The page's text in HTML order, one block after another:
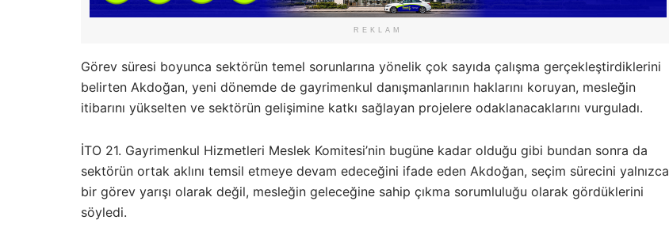
REKLAM
Görev süresi boyunca sektörün temel sorunlarına yönelik çok sayıda çalışma gerçekleştirdiklerini
belirten Akdoğan, yeni dönemde de gayrimenkul danışmanlarının haklarını koruyan, mesleğin
itibarını yükselten ve sektörün gelişimine katkı sağlayan projelere odaklanacaklarını vurguladı.
İTO 21. Gayrimenkul Hizmetleri Meslek Komitesi’nin bugüne kadar olduğu gibi bundan sonra da
sektörün ortak aklını temsil etmeye devam edeceğini ifade eden Akdoğan, seçim sürecini yalnızca
bir görev yarışı olarak değil, mesleğin geleceğine sahip çıkma sorumluluğu olarak gördüklerini
söyledi.